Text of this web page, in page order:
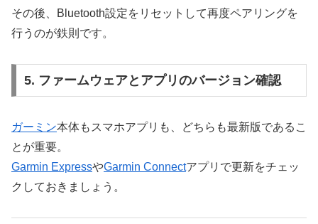
その後、Bluetooth設定をリセットして再度ペアリングを
行うのが鉄則です。
5. ファームウェアとアプリのバージョン確認
ガーミン本体もスマホアプリも、どちらも最新版であるこ
とが重要。
Garmin ExpressやGarmin Connectアプリで更新をチェッ
クしておきましょう。